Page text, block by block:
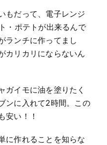
もだって、電子レンジ
・ポテトが出来るんで
ランチに作ってまし
カリカリにならないん
ガイモに油を塗りたく
ンに入れて2時間。この
安い！！
に作れることを知らな